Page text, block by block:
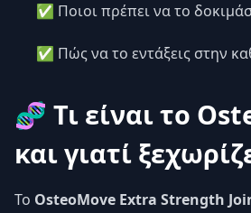
✅ Ποιοι πρέπει να το
✅ Πώς να το εντάξεις στην
🧬 Τι είναι το
και γιατί
Το OsteoMove Extra Strength